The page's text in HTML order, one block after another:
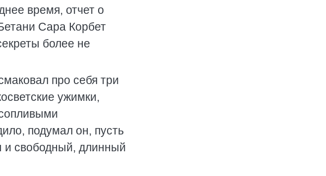
время, отчет о
Сара Корбет
более не
про себя три
ужимки,
подумал он, пусть
и свободный, длинный